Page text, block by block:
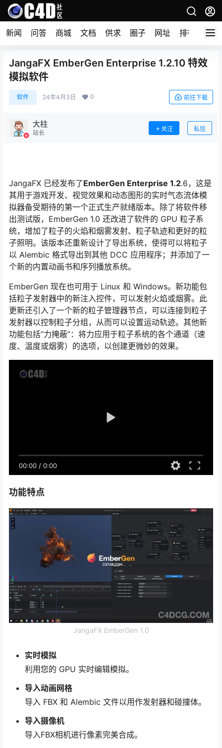
新闻 问答 商城 文档 供求 圈子 网址 排行榜
JangaFX EmberGen Enterprise 1.2.10 特效
模拟软件
软件 24年4月3日 0 前往下载
大柱
站长
关注 私信
JangaFX 已经发布了EmberGen Enterprise 1.2.6，这是
其用于游戏开发、视觉效果和动态图形的实时气态流体模
拟器备受期待的第一个正式生产就绪版本。除了将软件移
出测试版，EmberGen 1.0 还改进了软件的 GPU 粒子系
统，增加了粒子的火焰和烟雾发射、粒子轨迹和更好的粒
子照明。该版本还重新设计了导出系统，使得可以将粒子
以 Alembic 格式导出到其他 DCC 应用程序；并添加了一
个新的内置动画书和序列播放系统。
EmberGen 现在也可用于 Linux 和 Windows。新功能包
括粒子发射器中的新注入控件，可以发射火焰或烟雾。此
更新还引入了一个新的粒子管理器节点，可以连接到粒子
发射器以控制粒子分组，从而可以设置运动轨迹。其他新
功能包括“力掩蔽”：将力应用于粒子系统的各个通道（速
度、温度或烟雾）的选项，以创建更微妙的效果。
00:00 / 0:00
功能特点
JangaFX EmberGen 1.0
实时模拟
利用您的 GPU 实时编辑模拟。
导入动画网格
导入 FBX 和 Alembic 文件以用作发射器和碰撞体。
导入摄像机
导入FBX相机进行像素完美合成。